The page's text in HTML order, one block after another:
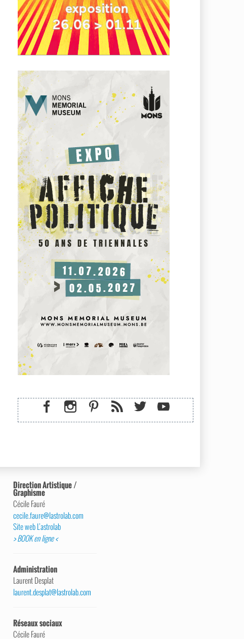
Direction Artistique /
Graphisme
Cécile Fauré
cecile.faure@lastrolab.com
Site web L’astrolab
> BOOK en ligne <
Administration
Laurent Desplat
laurent.desplat@lastrolab.com
Réseaux sociaux
Cécile Fauré